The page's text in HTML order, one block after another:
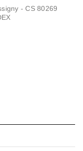
- CS 80269